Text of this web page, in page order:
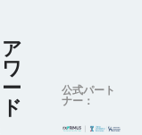
ア
ワ
ー
ド
公式パート
ナー：